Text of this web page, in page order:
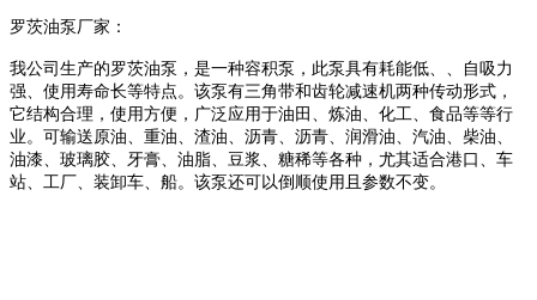
罗茨油泵 厂家：
我公司生产的罗茨油泵 ，是一种容积泵，此泵具有耗能低、、自吸力
强、使用寿命长等特点。该泵有三角带和齿轮减速机两种传动形式，
它结构合理，使用方便，广泛应用于油田、炼油、化工、食品等等行
业。可输送原油、重油、渣油、沥青、沥青、润滑油、汽油、柴油、
油漆、玻璃胶、牙膏、油脂、豆浆、糖稀等各种，尤其适合港口、车
站、工厂、装卸车、船。该泵还可以倒顺使用且参数不变。